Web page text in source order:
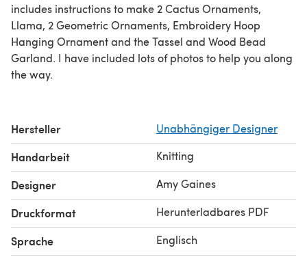
includes instructions to make 2 Cactus Ornaments,
Llama, 2 Geometric Ornaments, Embroidery Hoop
Hanging Ornament and the Tassel and Wood Bead
Garland. I have included lots of photos to help you along
the way.
Hersteller Unabhängiger Designer
Handarbeit Knitting
Designer Amy Gaines
Druckformat Herunterladbares PDF
Sprache Englisch